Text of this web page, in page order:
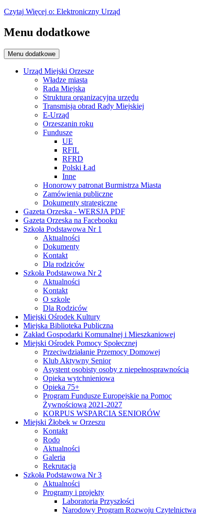
Czytaj Więcej o: Elektroniczny Urząd
Menu dodatkowe
Menu dodatkowe
Urząd Miejski Orzesze
Władze miasta
Rada Miejska
Struktura organizacyjna urzędu
Transmisja obrad Rady Miejskiej
E-Urząd
Orzeszanin roku
Fundusze
UE
RFIL
RFRD
Polski Ład
Inne
Honorowy patronat Burmistrza Miasta
Zamówienia publiczne
Dokumenty strategiczne
Gazeta Orzeska - WERSJA PDF
Gazeta Orzeska na Facebooku
Szkoła Podstawowa Nr 1
Aktualności
Dokumenty
Kontakt
Dla rodziców
Szkoła Podstawowa Nr 2
Aktualności
Kontakt
O szkole
Dla Rodziców
Miejski Ośrodek Kultury
Miejska Biblioteka Publiczna
Zakład Gospodarki Komunalnej i Mieszkaniowej
Miejski Ośrodek Pomocy Społecznej
Przeciwdziałanie Przemocy Domowej
Klub Aktywny Senior
Asystent osobisty osoby z niepełnosprawnością
Opieka wytchnieniowa
Opieka 75+
Program Fundusze Europejskie na Pomoc
Żywnościową 2021-2027
KORPUS WSPARCIA SENIORÓW
Miejski Żłobek w Orzeszu
Kontakt
Rodo
Aktualności
Galeria
Rekrutacja
Szkoła Podstawowa Nr 3
Aktualności
Programy i projekty
Laboratoria Przyszłości
Narodowy Program Rozwoju Czytelnictwa